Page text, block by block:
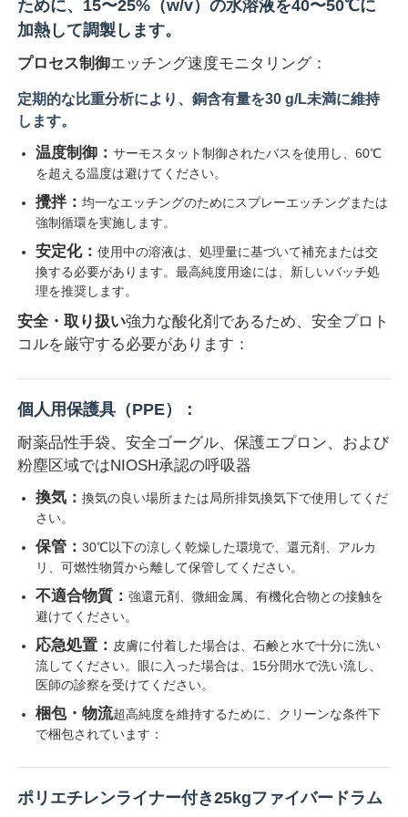
ために、15〜25%（w/v）の水溶液を40〜50℃に
加熱して調製します。
プロセス制御エッチング速度モニタリング：
定期的な比重分析により、銅含有量を30 g/L未満に維持
します。
温度制御：サーモスタット制御されたバスを使用し、60℃
を超える温度は避けてください。
攪拌：均一なエッチングのためにスプレーエッチングまたは
強制循環を実施します。
安定化：使用中の溶液は、処理量に基づいて補充または交
換する必要があります。最高純度用途には、新しいバッチ処
理を推奨します。
安全・取り扱い強力な酸化剤であるため、安全プロト
コルを厳守する必要があります：
個人用保護具（PPE）：
耐薬品性手袋、安全ゴーグル、保護エプロン、および
粉塵区域ではNIOSH承認の呼吸器
換気：換気の良い場所または局所排気換気下で使用してくだ
さい。
保管：30℃以下の涼しく乾燥した環境で、還元剤、アルカ
リ、可燃性物質から離して保管してください。
不適合物質：強還元剤、微細金属、有機化合物との接触を
避けてください。
応急処置： 皮膚に付着した場合は、石鹸と水で十分に洗い
流してください。眼に入った場合は、15分間水で洗い流し、
医師の診察を受けてください。
梱包・物流超高純度を維持するために、クリーンな条件下
で梱包されています：
ポリエチレンライナー付き25kgファイバードラム